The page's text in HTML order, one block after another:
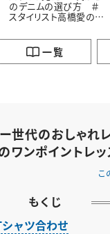
のデニムの選び方 ＃
スタイリスト高橋愛の着
一覧
ー世代のおしゃれ
ワンポイントレッ
こ
もくじ
ャツ合わせ